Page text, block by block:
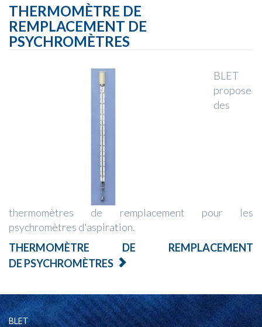
THERMOMÈTRE DE
REMPLACEMENT DE
PSYCHROMÈTRES
BLET
propose
des
thermomètres de remplacement pour les
psychromètres d'aspiration.
THERMOMÈTRE DE REMPLACEMENT
DE PSYCHROMÈTRES
BLET